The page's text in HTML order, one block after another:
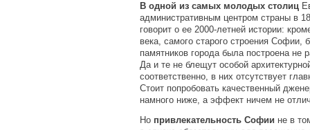
В одной из самых молодых столиц
административным центром страны в
говорит о ее 2000-летней истории:
века, самого старого строения Софии,
памятников города была построена не
Да и те не блещут особой
соответственно, в них отсутствует
Стоит попробовать качественный
намного ниже, а эффект ничем не
Но привлекательность Софии не в